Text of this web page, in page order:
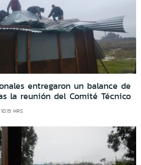
entregaron un balance de
la reunión del Comité Técnico
HRS